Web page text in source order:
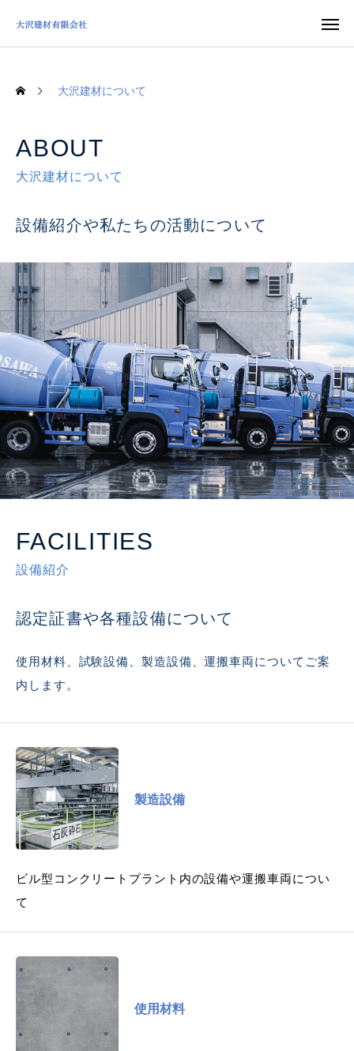
大沢建材について
ABOUT
大沢建材について
設備紹介や私たちの活動について
FACILITIES
設備紹介
認定証書や各種設備について
使用材料、試験設備、製造設備、運搬車両についてご案
内します。
製造設備
ビル型コンクリートプラント内の設備や運搬車両につい
て
使用材料